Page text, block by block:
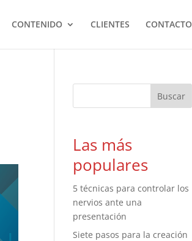
CONTENIDO CLIENTES CONTACTO
Las más
populares
5 técnicas para controlar los
nervios ante una
presentación
Siete pasos para la creación